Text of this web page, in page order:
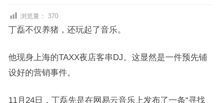
浏览量： 370
丁磊不仅养猪，还玩起了音乐。
他现身上海的TAXX夜店客串DJ。这显然是一件预先铺
设好的营销事件。
11月24日，丁磊先是在网易云音乐上发布了一条“寻找